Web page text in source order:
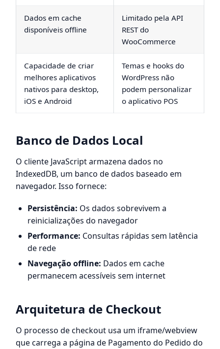
Dados em cache
disponíveis offline
Limitado pela API
REST do
WooCommerce
Capacidade de criar
melhores aplicativos
nativos para desktop,
iOS e Android
Temas e hooks do
WordPress não
podem personalizar
o aplicativo POS
Banco de Dados Local
O cliente JavaScript armazena dados no
IndexedDB, um banco de dados baseado em
navegador. Isso fornece:
Persistência: Os dados sobrevivem a
reinicializações do navegador
Performance: Consultas rápidas sem latência
de rede
Navegação offline: Dados em cache
permanecem acessíveis sem internet
Arquitetura de Checkout
O processo de checkout usa um iframe/webview
que carrega a página de Pagamento do Pedido do